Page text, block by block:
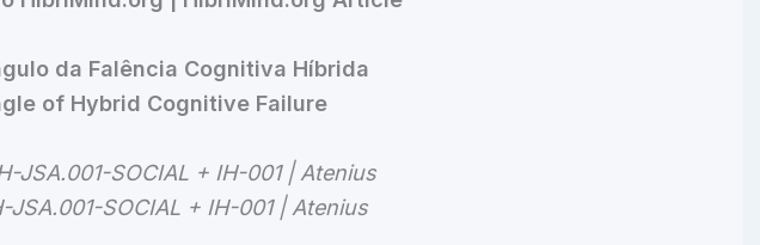
da Falência Cognitiva Híbrida
of Hybrid Cognitive Failure
JSA.001-SOCIAL + IH-001 | Atenius
JSA.001-SOCIAL + IH-001 | Atenius